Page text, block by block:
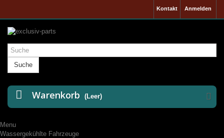
Anmelden
Kontakt
Suche
Warenkorb (Leer)
Menu
Wassergekühlte Fahrzeuge